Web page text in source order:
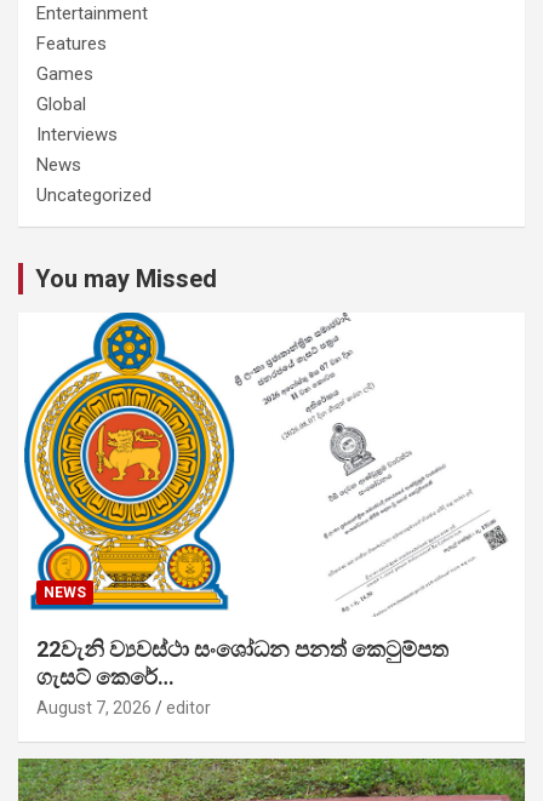
Entertainment
Features
Games
Global
Interviews
News
Uncategorized
You may Missed
NEWS
22වැනි ව්‍යවස්ථා සංශෝධන පනත් කෙටුම්පත
ගැසට් කෙරේ…
August 7, 2026 editor